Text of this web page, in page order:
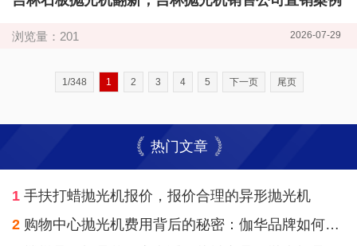
浏览量：201 2026-07-29
1/348 1 2 3 4 5 下一页 尾页
热门文章
1手扶打蜡抛光机报价，报价合理的异形抛光机
2购物中心抛光机费用背后的秘密：伽华品牌如何颠覆传统